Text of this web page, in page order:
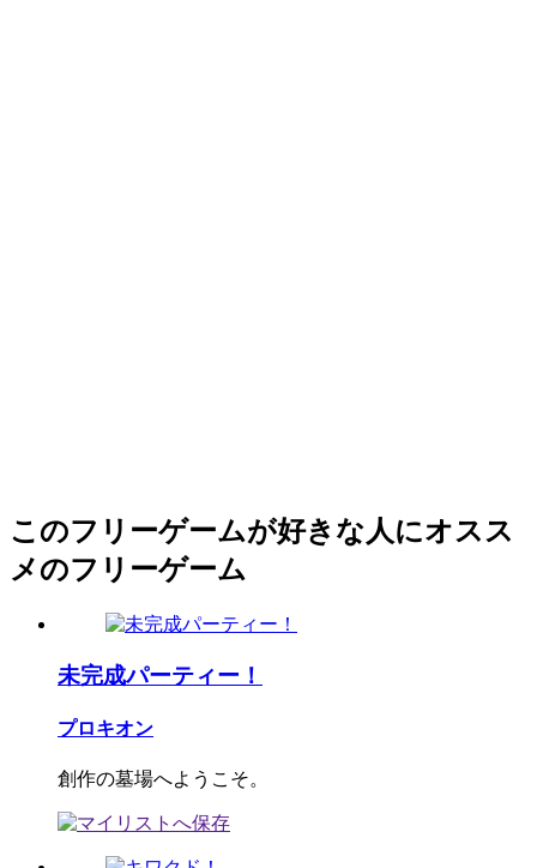
このフリーゲームが好きな人にオスス
メのフリーゲーム
未完成パーティー！
プロキオン
創作の墓場へようこそ。